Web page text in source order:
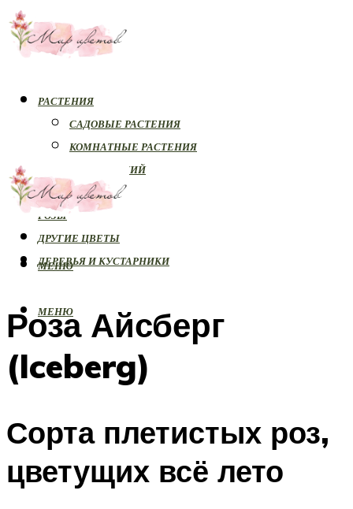
РАСТЕНИЯ
САДОВЫЕ РАСТЕНИЯ
КОМНАТНЫЕ РАСТЕНИЯ
БОЛЕЗНИ РАСТЕНИЙ
ОРХИДЕИ
РОЗЫ
ДРУГИЕ ЦВЕТЫ
ДЕРЕВЬЯ И КУСТАРНИКИ
МЕНЮ
МЕНЮ
Роза Айсберг
(Iceberg)
Сорта плетистых роз,
цветущих всё лето